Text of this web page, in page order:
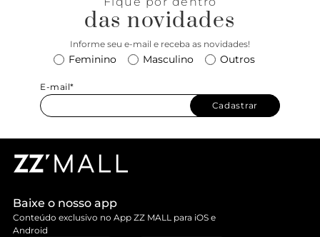
das novidades
Informe seu e-mail e receba as novidades!
Feminino Masculino Outros
E-mail*
Cadastrar
Baixe o nosso app
Conteúdo exclusivo no App ZZ MALL para iOS e
Android